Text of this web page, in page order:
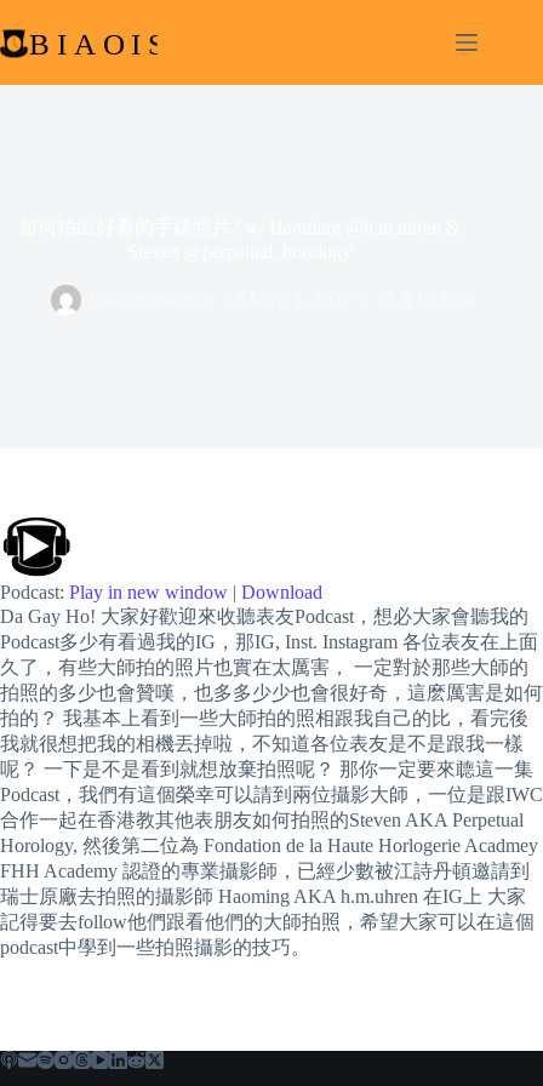
to
content
Podcast: Play in new window | Download
Da Gay Ho! 大家好歡迎來收聽表友Podcast，想必大家會聽我的
Podcast多少有看過我的IG，那IG, Inst. Instagram 各位表友在上面
久了，有些大師拍的照片也實在太厲害， 一定對於那些大師的
拍照的多少也會贊嘆，也多多少少也會很好奇，這麽厲害是如何
拍的？ 我基本上看到一些大師拍的照相跟我自己的比，看完後
我就很想把我的相機丟掉啦，不知道各位表友是不是跟我一樣
呢？ 一下是不是看到就想放棄拍照呢？ 那你一定要來聼這一集
Podcast，我們有這個榮幸可以請到兩位攝影大師，一位是跟IWC
合作一起在香港教其他表朋友如何拍照的Steven AKA Perpetual
Horology, 然後第二位為 Fondation de la Haute Horlogerie Acadmey
FHH Academy 認證的專業攝影師，已經少數被江詩丹頓邀請到
瑞士原廠去拍照的攝影師 Haoming AKA h.m.uhren 在IG上 大家
記得要去follow他們跟看他們的大師拍照，希望大家可以在這個
podcast中學到一些拍照攝影的技巧。